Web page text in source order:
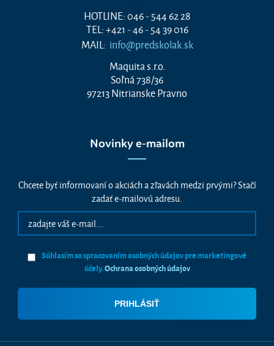
HOTLINE: 046 - 544 62 28
TEL: +421 - 46 - 54 39 016
MAIL: info@predskolak.sk
Maquita s.r.o.
Soľná 738/36
97213 Nitrianske Pravno
Novinky e-mailom
Chcete byť informovaní o akciách a zľavách medzi prvými? Stačí
zadať e-mailovú adresu.
Súhlasím so spracovaním osobných údajov pre marketingové
účely.Ochrana osobných údajov